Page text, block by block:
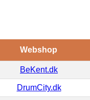
Webshop
BeKent.dk
DrumCity.dk